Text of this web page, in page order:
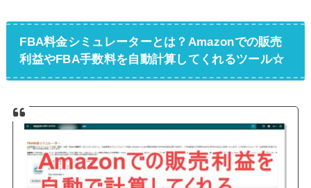
FBA料金シミュレーターとは？Amazonでの販売
利益やFBA手数料を自動計算してくれるツール☆